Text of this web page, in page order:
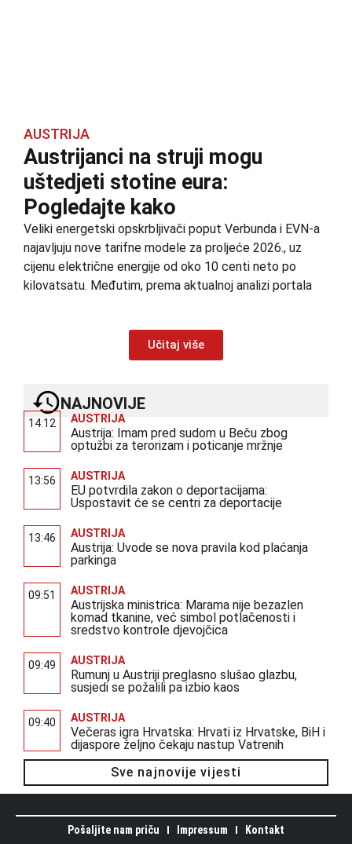
AUSTRIJA
Austrijanci na struji mogu
uštedjeti stotine eura:
Pogledajte kako
Veliki energetski opskrbljivači poput Verbunda i EVN-a
najavljuju nove tarifne modele za proljeće 2026., uz
cijenu električne energije od oko 10 centi neto po
kilovatsatu. Međutim, prema aktualnoj analizi portala
Učitaj više
NAJNOVIJE
14:12 AUSTRIJA
Austrija: Imam pred sudom u Beču zbog
optužbi za terorizam i poticanje mržnje
13:56 AUSTRIJA
EU potvrdila zakon o deportacijama:
Uspostavit će se centri za deportacije
13:46 AUSTRIJA
Austrija: Uvode se nova pravila kod plaćanja
parkinga
09:51 AUSTRIJA
Austrijska ministrica: Marama nije bezazlen
komad tkanine, već simbol potlačenosti i
sredstvo kontrole djevojčica
09:49 AUSTRIJA
Rumunj u Austriji preglasno slušao glazbu,
susjedi se požalili pa izbio kaos
09:40 AUSTRIJA
Večeras igra Hrvatska: Hrvati iz Hrvatske, BiH i
dijaspore željno čekaju nastup Vatrenih
Sve najnovije vijesti
Pošaljite nam priču Impressum
Kontakt